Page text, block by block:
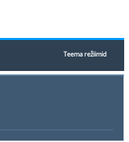
Teema režiimid